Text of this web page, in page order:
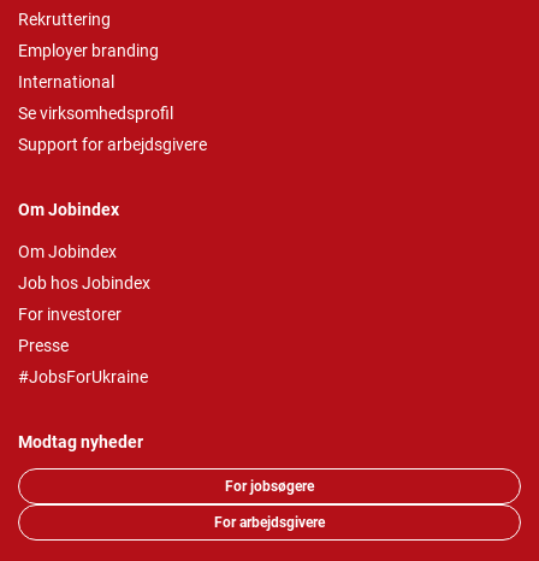
Rekruttering
Employer branding
International
Se virksomhedsprofil
Support for arbejdsgivere
Om Jobindex
Om Jobindex
Job hos Jobindex
For investorer
Presse
#JobsForUkraine
Modtag nyheder
For jobsøgere
For arbejdsgivere